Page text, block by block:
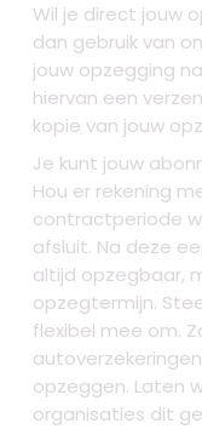
Wil je direct jouw
dan gebruik van
jouw opzegging
hiervan een
kopie van jouw
Je kunt jouw
Hou er rekening
contractperiode
afsluit. Na deze
altijd opzegbaar,
opzegtermijn.
flexibel mee om.
opzeggen. Laten
organisaties dit